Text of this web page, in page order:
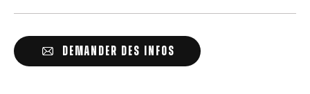
DEMANDER DES INFOS